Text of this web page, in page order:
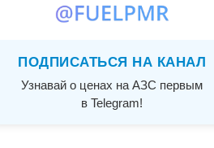
ПОДПИСАТЬСЯ НА КАНАЛ
Узнавай о ценах на АЗС первым
в Telegram!